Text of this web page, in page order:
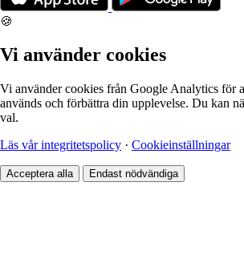
🍪
Vi använder cookies
Vi använder cookies från Google Analytics för
används och förbättra din upplevelse. Du kan
val.
Läs vår integritetspolicy · Cookieinställningar
Acceptera alla Endast nödvändiga